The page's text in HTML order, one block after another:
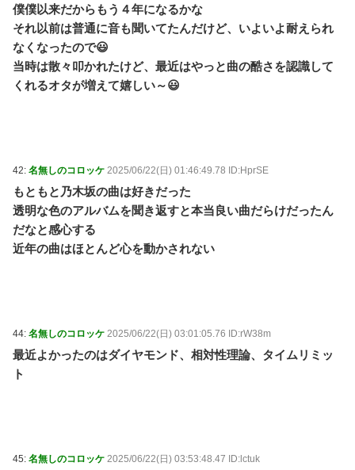
僕僕以来だからもう４年になるかな
それ以前は普通に音も聞いてたんだけど、いよいよ耐えられ
なくなったので😃
当時は散々叩かれたけど、最近はやっと曲の酷さを認識して
くれるオタが増えて嬉しい～😃
42: 名無しのコロッケ 2025/06/22(日) 01:46:49.78 ID:HprSE
もともと乃木坂の曲は好きだった
透明な色のアルバムを聞き返すと本当良い曲だらけだったん
だなと感心する
近年の曲はほとんど心を動かされない
44: 名無しのコロッケ 2025/06/22(日) 03:01:05.76 ID:rW38m
最近よかったのはダイヤモンド、相対性理論、タイムリミッ
ト
45: 名無しのコロッケ 2025/06/22(日) 03:53:48.47 ID:lctuk